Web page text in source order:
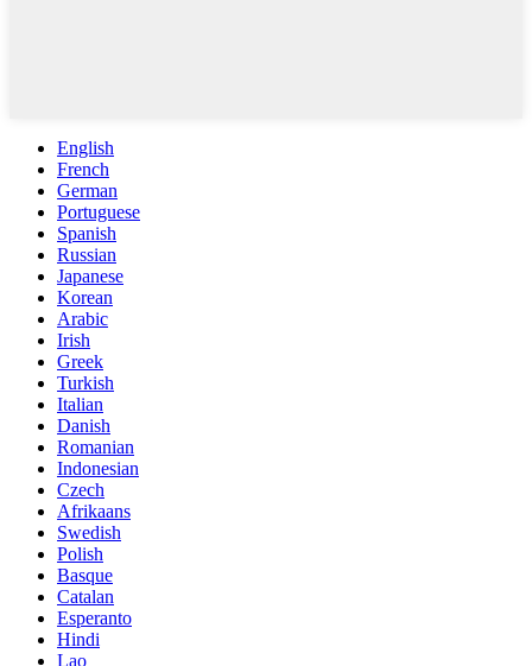
English
French
German
Portuguese
Spanish
Russian
Japanese
Korean
Arabic
Irish
Greek
Turkish
Italian
Danish
Romanian
Indonesian
Czech
Afrikaans
Swedish
Polish
Basque
Catalan
Esperanto
Hindi
Lao